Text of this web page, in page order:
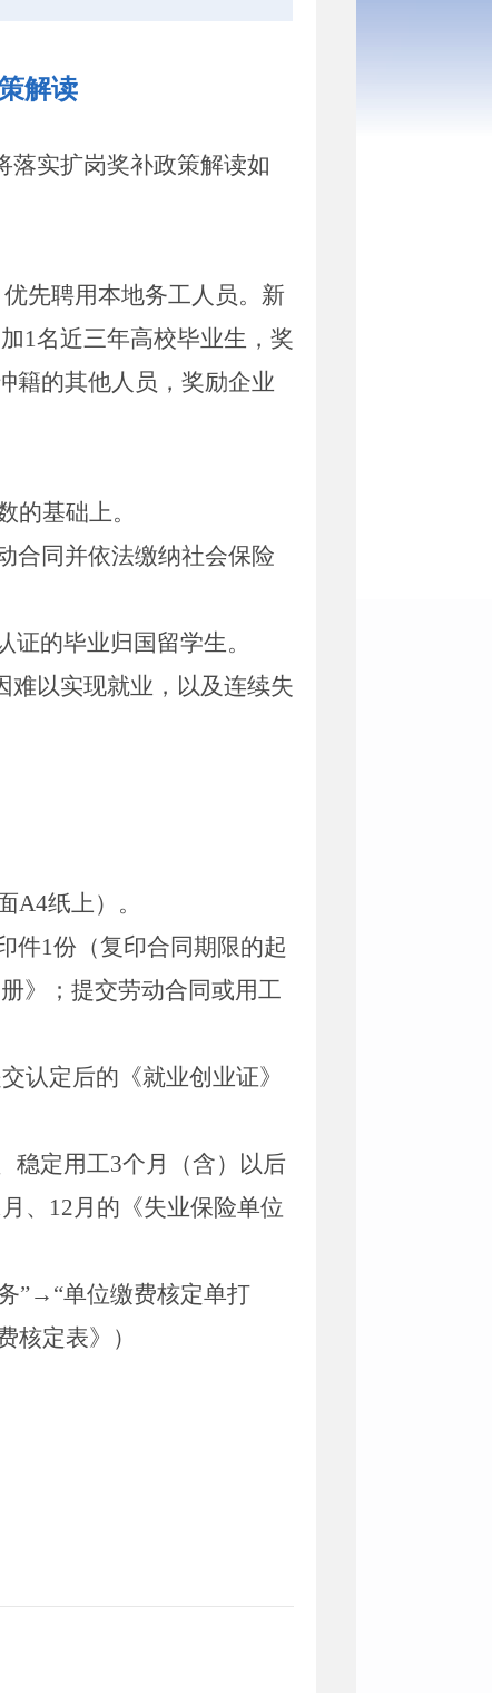
解读
落实扩岗奖补政策解读如
先聘用本地务工人员。新
1名近三年高校毕业生，奖
籍的其他人员，奖励企业
的基础上。
合同并依法缴纳社会保险
证的毕业归国留学生。
难以实现就业，以及连续失
A4纸上）。
件1份（复印合同期限的起
》；提交劳动合同或用工
认定后的《就业创业证》
稳定用工3个月（含）以后
月、 12月的《失业保险单位
”→ “单位缴费核定单打
核定表》）